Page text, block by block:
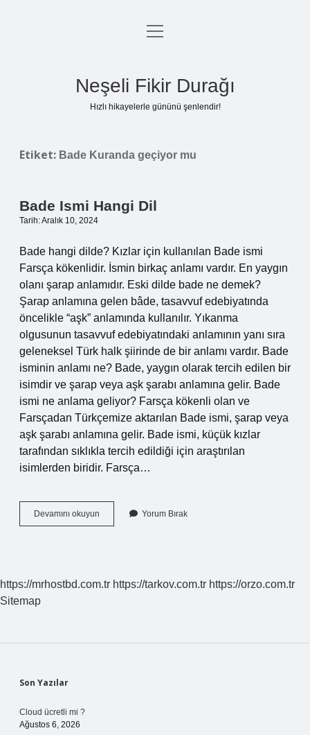
Anasayfa
menüyü
Neşeli Fikir Durağı
Hızlı hikayelerle gününü şenlendir!
Etiket: Bade Kuranda geçiyor mu
Bade Ismi Hangi Dil
Tarih: Aralık 10, 2024
Bade hangi dilde? Kızlar için kullanılan Bade ismi
Farsça kökenlidir. İsmin birkaç anlamı vardır. En yaygın
olanı şarap anlamıdır. Eski dilde bade ne demek?
Şarap anlamına gelen bâde, tasavvuf edebiyatında
öncelikle “aşk” anlamında kullanılır. Yıkanma
olgusunun tasavvuf edebiyatındaki anlamının yanı sıra
geleneksel Türk halk şiirinde de bir anlamı vardır. Bade
isminin anlamı ne? Bade, yaygın olarak tercih edilen bir
isimdir ve şarap veya aşk şarabı anlamına gelir. Bade
ismi ne anlama geliyor? Farsça kökenli olan ve
Farsçadan Türkçemize aktarılan Bade ismi, şarap veya
aşk şarabı anlamına gelir. Bade ismi, küçük kızlar
tarafından sıklıkla tercih edildiği için araştırılan
isimlerden biridir. Farsça…
Devamını okuyun
Ismi
Yorum Bırak
https://mrhostbd.com.tr https://tarkov.com.tr https://orzo.com.tr
Sitemap
Sidebar
Son Yazılar
Cloud ücretli mi ?
Ağustos 6, 2026